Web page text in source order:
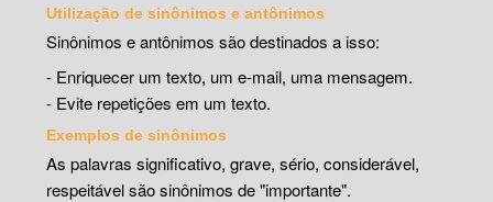
Utilização de sinônimos e antônimos
Sinônimos e antônimos são destinados a isso:
- Enriquecer um texto, um e-mail, uma mensagem.
- Evite repetições em um texto.
Exemplos de sinônimos
As palavras significativo, grave, sério, considerável,
respeitável são sinônimos de "importante".